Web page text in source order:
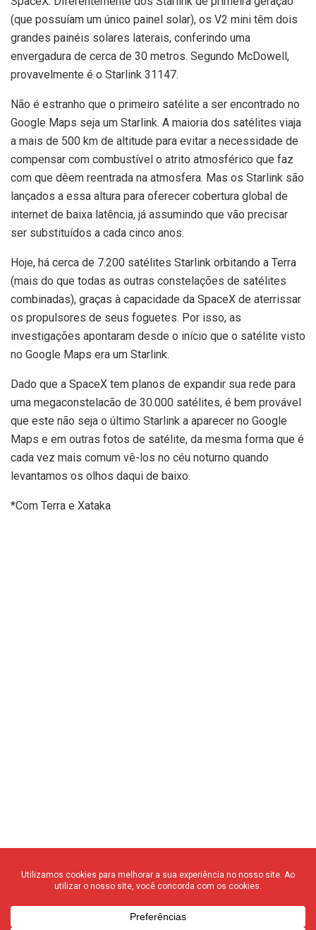
(que possuíam um único painel solar), os V2 mini têm dois
grandes painéis solares laterais, conferindo uma
envergadura de cerca de 30 metros. Segundo McDowell,
provavelmente é o Starlink 31147.
Não é estranho que o primeiro satélite a ser encontrado no
Google Maps seja um Starlink. A maioria dos satélites viaja
a mais de 500 km de altitude para evitar a necessidade de
compensar com combustível o atrito atmosférico que faz
com que dêem reentrada na atmosfera. Mas os Starlink são
lançados a essa altura para oferecer cobertura global de
internet de baixa latência, já assumindo que vão precisar
ser substituídos a cada cinco anos.
Hoje, há cerca de 7.200 satélites Starlink orbitando a Terra
(mais do que todas as outras constelações de satélites
combinadas), graças à capacidade da SpaceX de aterrissar
os propulsores de seus foguetes. Por isso, as
investigações apontaram desde o início que o satélite visto
no Google Maps era um Starlink.
Dado que a SpaceX tem planos de expandir sua rede para
uma megaconstelacão de 30.000 satélites, é bem provável
que este não seja o último Starlink a aparecer no Google
Maps e em outras fotos de satélite, da mesma forma que é
cada vez mais comum vê-los no céu noturno quando
levantamos os olhos daqui de baixo.
*Com Terra e Xataka